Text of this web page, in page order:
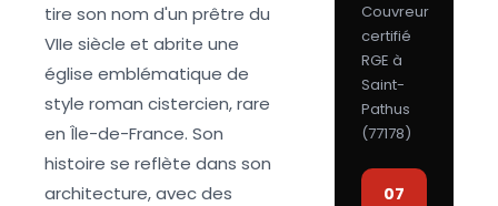
tire son nom d'un prêtre du
VIIe siècle et abrite une
église emblématique de
style roman cistercien, rare
en Île-de-France. Son
histoire se reflète dans son
architecture, avec des
Couvreur
certifié
RGE à
Saint-
Pathus
(77178)
07